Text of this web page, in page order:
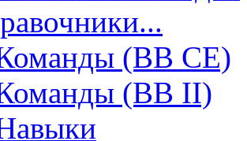
(BB CE)
(BB II)